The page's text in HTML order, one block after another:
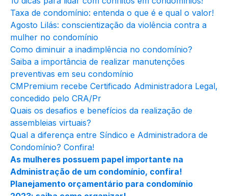
Taxa de condomínio: entenda o que é e qual o valor!
Agosto Lilás: conscientização da violência contra a
mulher no condomínio
Como diminuir a inadimplência no condomínio?
Saiba a importância de realizar manutenções
preventivas em seu condomínio
CMPremium recebe Certificado Administradora Legal,
concedido pelo CRA/Pr
Quais os desafios e benefícios da realização de
assembleias virtuais?
Qual a diferença entre Síndico e Administradora de
Condomínio? Confira!
As mulheres possuem papel importante na
Administração de um condomínio, confira!
Planejamento orçamentário para condomínio